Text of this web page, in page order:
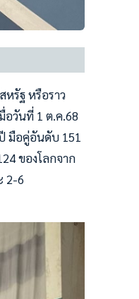
หรัฐ หรือราว
อวันที่ 1 ต.ค.68
มือคู่อันดับ 151
ของโลกจาก
2-6